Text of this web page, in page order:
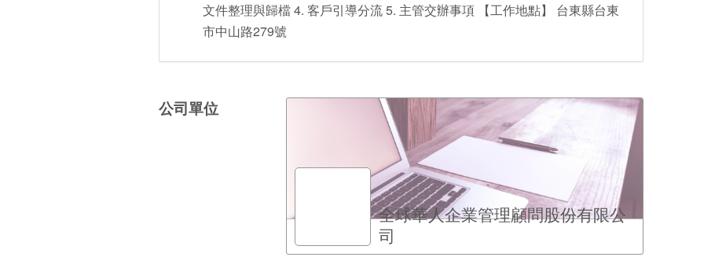
文件整理與歸檔 4. 客戶引導分流 5. 主管交辦事項 【工作地點】 台東縣台東
市中山路279號
公司單位
全球華人企業管理顧問股份有限公
司